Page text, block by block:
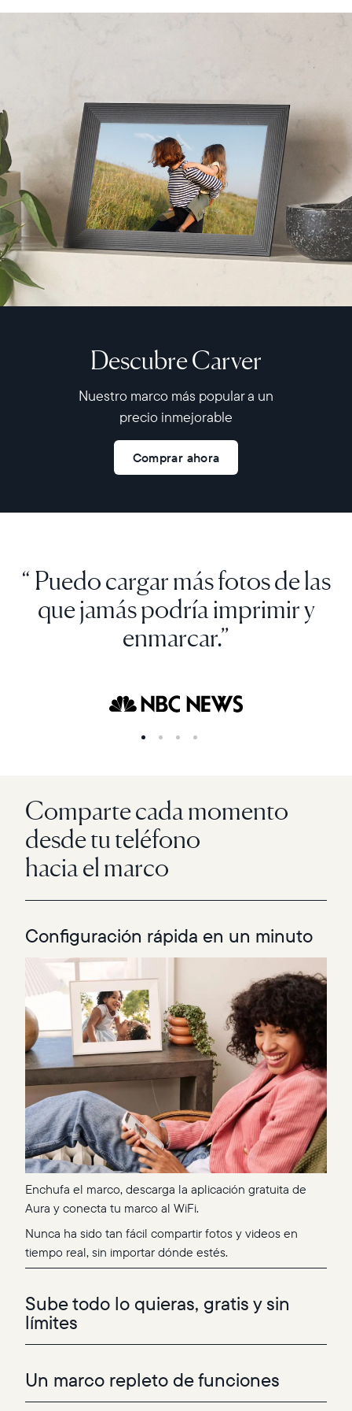
Descubre Carver
Nuestro marco más popular a un
precio inmejorable
Comprar ahora
“ Puedo cargar más fotos de las
que jamás podría imprimir y
enmarcar.”
Comparte cada momento
desde tu teléfono
hacia el marco
Configuración rápida en un minuto
Enchufa el marco, descarga la aplicación gratuita de
Aura y conecta tu marco al WiFi.
Nunca ha sido tan fácil compartir fotos y videos en
tiempo real, sin importar dónde estés.
Sube todo lo quieras, gratis y sin
límites
Un marco repleto de funciones